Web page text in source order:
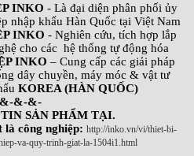
INKO - Là đại diện phân phối ủy
nhập khẩu Hàn Quốc tại Việt Nam
INKO - Nghiên cứu, tích hợp lắp
cho các hệ thống tự động hóa
INKO – Cung cấp các giải pháp
dây chuyền, máy móc & vật tư
KOREA (HÀN QUỐC)
&-&-
SẢN PHẨM TẠI.
công nghiệp: http://inko.vn/vi/thiet-bi-
va-quy-trinh-giat-la-1504i1.html